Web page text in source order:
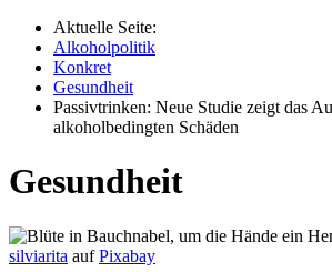
Aktuelle Seite:
Alkoholpolitik
Konkret
Gesundheit
Passivtrinken: Neue Studie zeigt das
alkoholbedingten Schäden
Gesundheit
silviarita aufPixabay